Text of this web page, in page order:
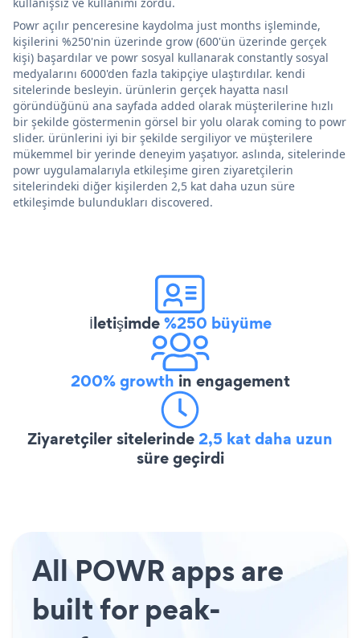
Powr açılır penceresine kaydolma just months işleminde,
kişilerini %250'nin üzerinde grow (600'ün üzerinde gerçek
kişi) başardılar ve powr sosyal kullanarak constantly sosyal
medyalarını 6000'den fazla takipçiye ulaştırdılar. kendi
sitelerinde besleyin. ürünlerin gerçek hayatta nasıl
göründüğünü ana sayfada added olarak müşterilerine hızlı
bir şekilde göstermenin görsel bir yolu olarak coming to powr
slider. ürünlerini iyi bir şekilde sergiliyor ve müşterilere
mükemmel bir yerinde deneyim yaşatıyor. aslında, sitelerinde
powr uygulamalarıyla etkileşime giren ziyaretçilerin
sitelerindeki diğer kişilerden 2,5 kat daha uzun süre
etkileşimde bulundukları discovered.
İletişimde%250 büyüme
200% growth in engagement
Ziyaretçiler sitelerinde2,5 kat daha uzun
süre geçirdi
All POWR apps are
built for peak-